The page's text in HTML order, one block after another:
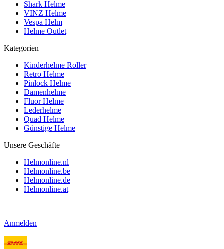
Shark Helme
VINZ Helme
Vespa Helm
Helme Outlet
Kategorien
Kinderhelme Roller
Retro Helme
Pinlock Helme
Damenhelme
Fluor Helme
Lederhelme
Quad Helme
Günstige Helme
Unsere Geschäfte
Helmonline.nl
Helmonline.be
Helmonline.de
Helmonline.at
Anmelden